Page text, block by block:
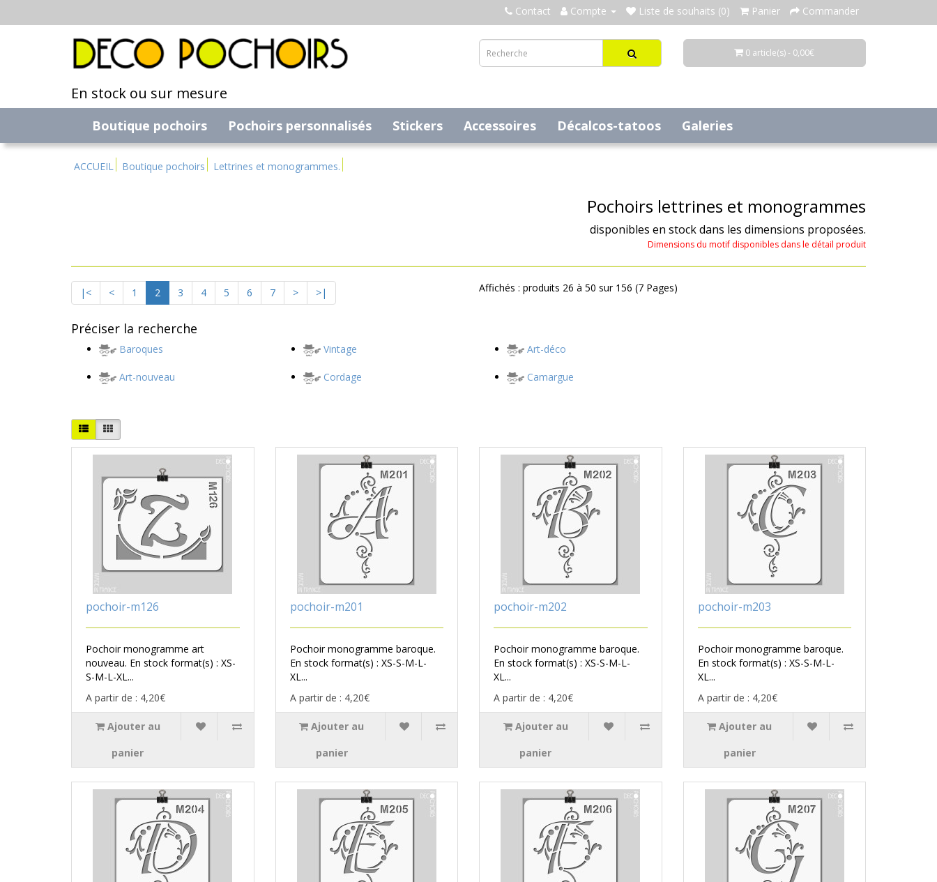
Contact Compte Liste de souhaits (0) Panier Commander
En stock ou sur mesure
0 article(s) - 0,00€
Boutique pochoirs Pochoirs personnalisés Stickers Accessoires Décalcos-tatoos Galeries
ACCUEIL Boutique pochoirs Lettrines et monogrammes.
Pochoirs lettrines et monogrammes
disponibles en stock dans les dimensions proposées.
Dimensions du motif disponibles dans le détail produit
|< < 1 2 3 4 5 6 7 > >| Affichés : produits 26 à 50 sur 156 (7 Pages)
Préciser la recherche
Baroques
Art-nouveau
Vintage
Cordage
Art-déco
Camargue
pochoir-m126
Pochoir monogramme art
nouveau. En stock format(s) : XS-
S-M-L-XL...
A partir de : 4,20€
Ajouter au
panier
pochoir-m201
Pochoir monogramme baroque.
En stock format(s) : XS-S-M-L-
XL...
A partir de : 4,20€
Ajouter au
panier
pochoir-m202
Pochoir monogramme baroque.
En stock format(s) : XS-S-M-L-
XL...
A partir de : 4,20€
Ajouter au
panier
pochoir-m203
Pochoir monogramme baroque.
En stock format(s) : XS-S-M-L-
XL...
A partir de : 4,20€
Ajouter au
panier